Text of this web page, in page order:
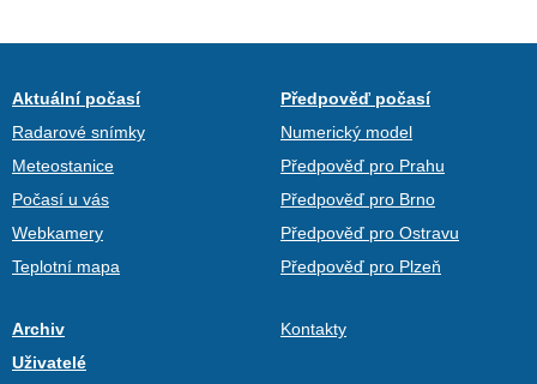
Aktuální počasí
Radarové snímky
Meteostanice
Počasí u vás
Webkamery
Teplotní mapa
Předpověď počasí
Numerický model
Předpověď pro Prahu
Předpověď pro Brno
Předpověď pro Ostravu
Předpověď pro Plzeň
Archiv
Uživatelé
Kontakty